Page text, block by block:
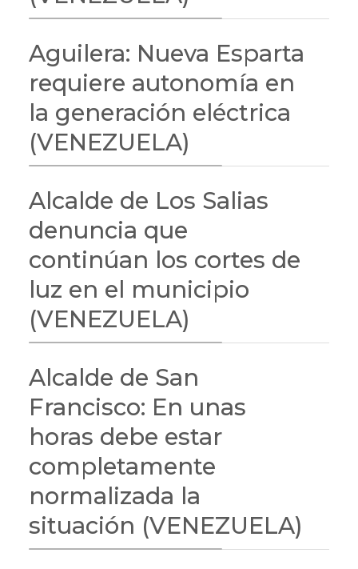
Aguilera: Nueva Esparta
requiere autonomía en
la generación eléctrica
(VENEZUELA)
Alcalde de Los Salias
denuncia que
continúan los cortes de
luz en el municipio
(VENEZUELA)
Alcalde de San
Francisco: En unas
horas debe estar
completamente
normalizada la
situación (VENEZUELA)